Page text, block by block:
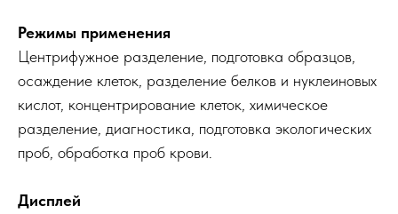
Режимы применения
Центрифужное разделение, подготовка образцов,
осаждение клеток, разделение белков и нуклеиновых
кислот, концентрирование клеток, химическое
разделение, диагностика, подготовка экологических
проб, обработка проб крови.
Дисплей